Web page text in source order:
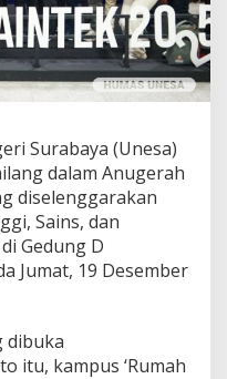
Surabaya (Unesa)
dalam Anugerah
diselenggarakan
Sains, dan
Gedung D
Jumat, 19 Desember
dibuka
itu, kampus ‘Rumah